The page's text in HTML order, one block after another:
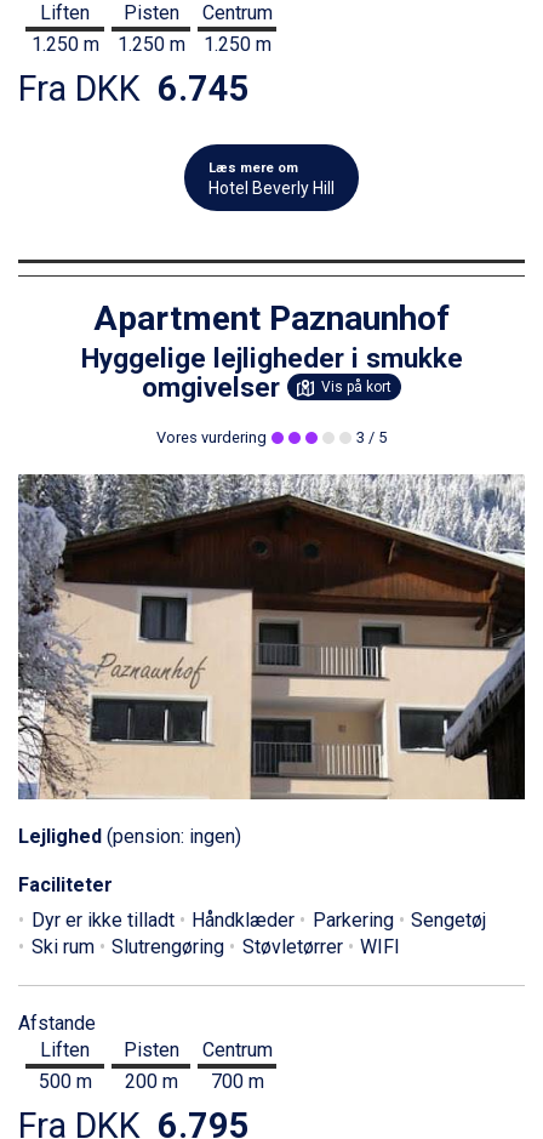
Liften
1.250 m
Pisten
1.250 m
Centrum
1.250 m
Fra DKK 6.745
Læs mere om
Hotel Beverly Hill
Apartment Paznaunhof
Hyggelige lejligheder i smukke
omgivelser
Vis på kort
Vores vurdering 3 / 5
Lejlighed (pension: ingen)
Faciliteter
Dyr er ikke tilladt
Håndklæder Parkering
Sengetøj
Ski rum
Slutrengøring Støvletørrer WIFI
Afstande
Liften
500 m
Pisten
200 m
Centrum
700 m
Fra DKK 6.795